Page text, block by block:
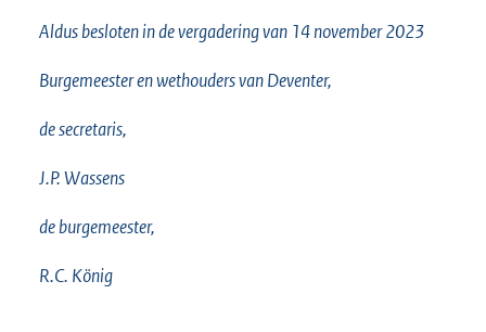
Aldus besloten in de vergadering van 14 november 2023
Burgemeester en wethouders van Deventer,
de secretaris,
J.P. Wassens
de burgemeester,
R.C. König